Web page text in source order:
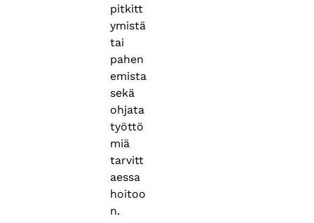
pitkitt
ymistä
tai
pahen
emista
sekä
ohjata
työttö
miä
tarvitt
aessa
hoitoo
n.